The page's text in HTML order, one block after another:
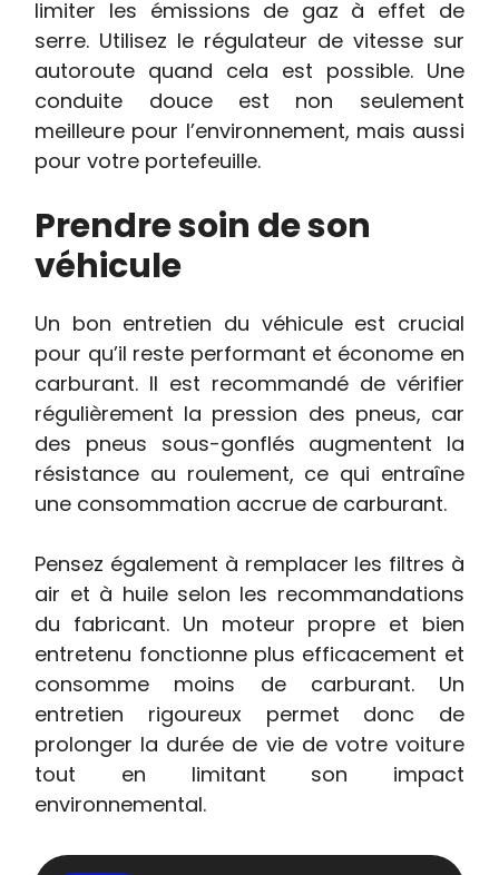
limiter les émissions de gaz à effet de
serre. Utilisez le régulateur de vitesse sur
autoroute quand cela est possible. Une
conduite douce est non seulement
meilleure pour l’environnement, mais aussi
pour votre portefeuille.
Prendre soin de son
véhicule
Un bon entretien du véhicule est crucial
pour qu’il reste performant et économe en
carburant. Il est recommandé de vérifier
régulièrement la pression des pneus, car
des pneus sous-gonflés augmentent la
résistance au roulement, ce qui entraîne
une consommation accrue de carburant.
Pensez également à remplacer les filtres à
air et à huile selon les recommandations
du fabricant. Un moteur propre et bien
entretenu fonctionne plus efficacement et
consomme moins de carburant. Un
entretien rigoureux permet donc de
prolonger la durée de vie de votre voiture
tout en limitant son impact
environnemental.